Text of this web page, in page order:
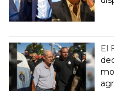
El